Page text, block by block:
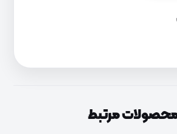
مرتبط